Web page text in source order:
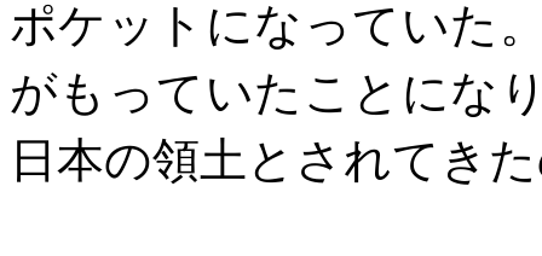
ポケットになっていた
がもっていたことにな
日本の領土とされてき